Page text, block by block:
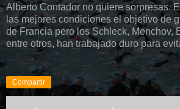
Alberto Contador no quiere sorpresas.
las mejores condiciones el objetivo de
de Francia pero los Schleck, Menchov,
entre otros, han trabajado duro para
Compartir